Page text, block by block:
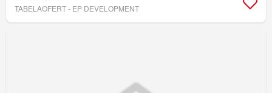
TABELAOFERT - EP DEVELOPMENT